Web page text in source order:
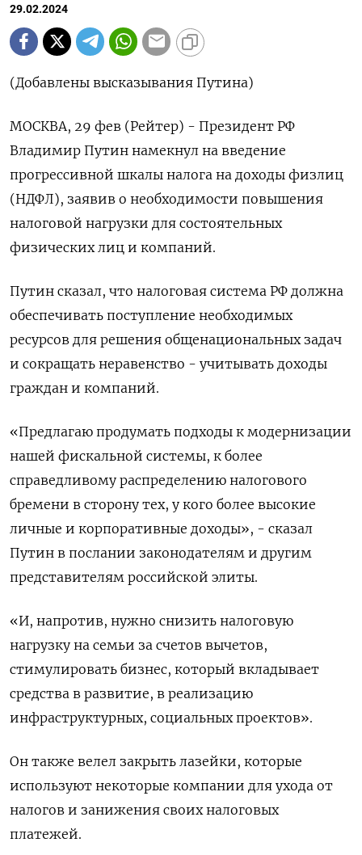
29.02.2024
(Добавлены высказывания Путина)
МОСКВА, 29 фев (Рейтер) - Президент РФ
Владимир Путин намекнул на введение
прогрессивной шкалы налога на доходы физлиц
(НДФЛ), заявив о необходимости повышения
налоговой нагрузки для состоятельных
физических лиц и компаний.
Путин сказал, что налоговая система РФ должна
обеспечивать поступление необходимых
ресурсов для решения общенациональных задач
и сокращать неравенство - учитывать доходы
граждан и компаний.
«Предлагаю продумать подходы к модернизации
нашей фискальной системы, к более
справедливому распределению налогового
бремени в сторону тех, у кого более высокие
личные и корпоративные доходы», - сказал
Путин в послании законодателям и другим
представителям российской элиты.
«И, напротив, нужно снизить налоговую
нагрузку на семьи за счетов вычетов,
стимулировать бизнес, который вкладывает
средства в развитие, в реализацию
инфраструктурных, социальных проектов».
Он также велел закрыть лазейки, которые
используют некоторые компании для ухода от
налогов и занижения своих налоговых
платежей.